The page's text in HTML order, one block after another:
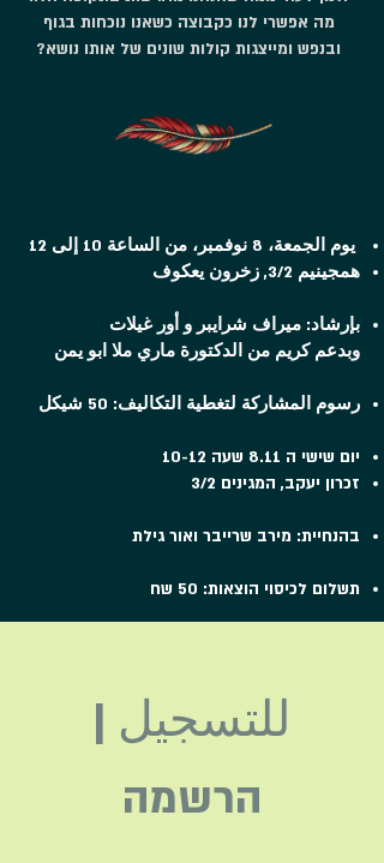
מה אפשרי לנו כקבוצה כשאנו נוכחות בגוף
ובנפש ומייצגות קולות שונים של אותו נושא?
يوم الجمعة، 8 نوفمبر، من الساعة 10 إلى 12
همجينيم 3/2, زخرون يعكوف
بإرشاد: ميراف شرايبر و أور غيلات
وبدعم كريم من الدكتورة ماري ملا ابو يمن
رسوم المشاركة لتغطية التكاليف: 50 شيكل
יום שישי ה 8.11 שעה 10-12
זכרון יעקב, המגינים 3/2
בהנחיית: מירב שרייבר ואור גילת
תשלום לכיסוי הוצאות: 50 שח
للتسجيل |
הרשמה